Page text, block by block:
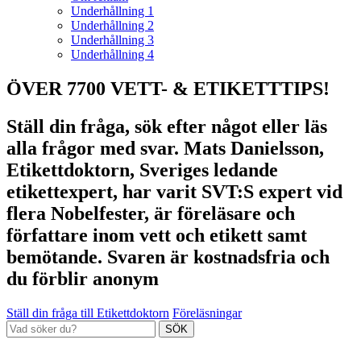
Underhållning 1
Underhållning 2
Underhållning 3
Underhållning 4
ÖVER 7700 VETT- & ETIKETTTIPS!
Ställ din fråga, sök efter något eller läs
alla frågor med svar. Mats Danielsson,
Etikettdoktorn, Sveriges ledande
etikettexpert, har varit SVT:S expert vid
flera Nobelfester, är föreläsare och
författare inom vett och etikett samt
bemötande. Svaren är kostnadsfria och
du förblir anonym
Ställ din fråga till Etikettdoktorn Föreläsningar